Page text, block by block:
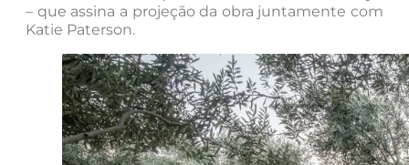
– que assina a projeção da obra juntamente com
Katie Paterson.